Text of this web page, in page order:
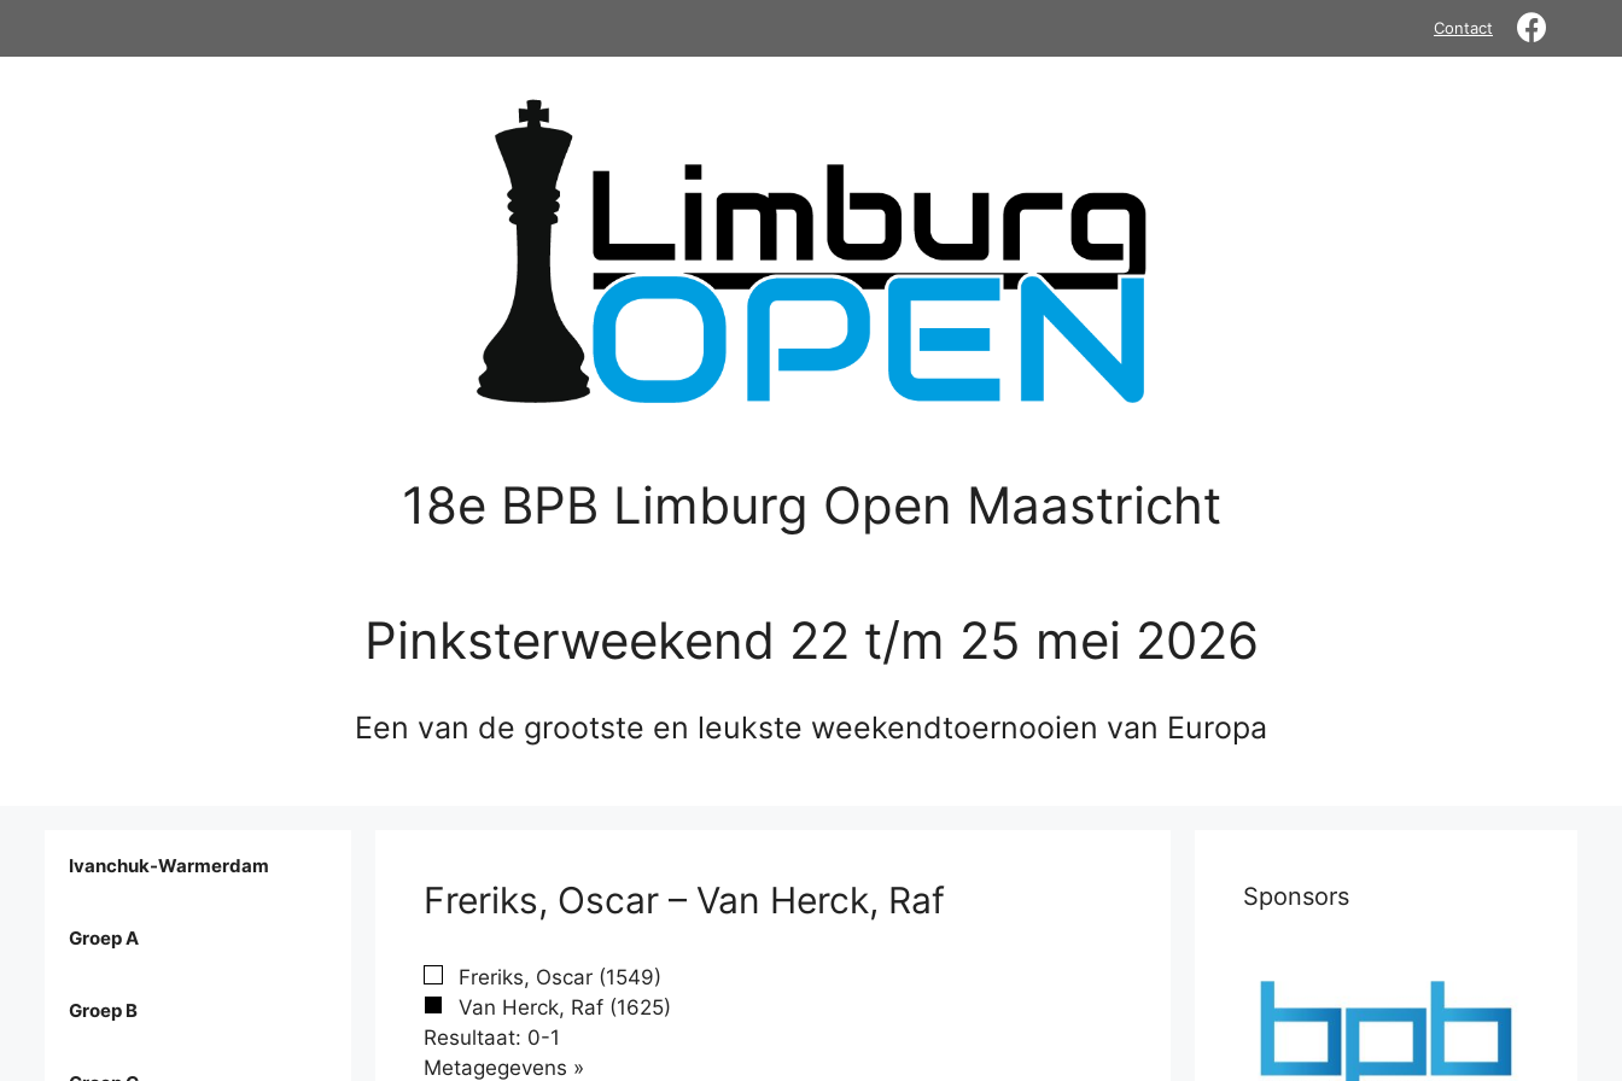
Contact
18e BPB Limburg Open Maastricht
Pinksterweekend 22 t/m 25 mei 2026
Een van de grootste en leukste weekendtoernooien van Europa
Freriks, Oscar – Van Herck, Raf
Freriks, Oscar (1549)
Van Herck, Raf (1625)
Resultaat: 0-1
Metagegevens »
Ivanchuk-Warmerdam
Groep A
Groep B
Sponsors